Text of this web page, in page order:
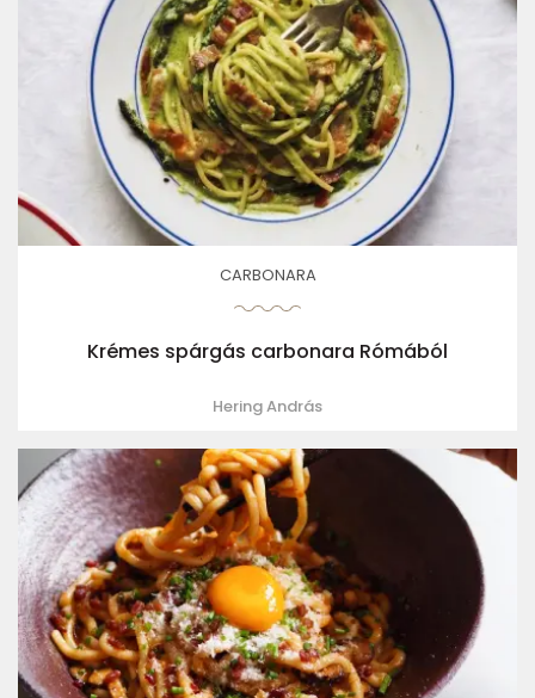
CARBONARA
Krémes spárgás carbonara Rómából
Hering András